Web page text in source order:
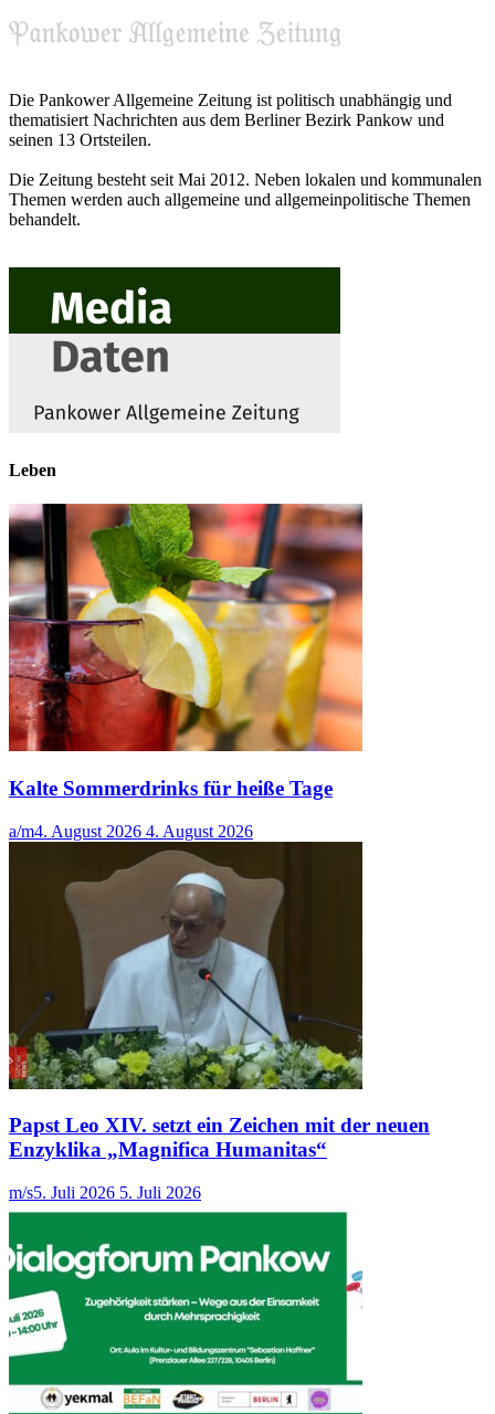
Die Pankower Allgemeine Zeitung ist politisch unabhängig und
thematisiert Nachrichten aus dem Berliner Bezirk Pankow und
seinen 13 Ortsteilen.
Die Zeitung besteht seit Mai 2012. Neben lokalen und kommunalen
Themen werden auch allgemeine und allgemeinpolitische Themen
behandelt.
Leben
Kalte Sommerdrinks für heiße Tage
a/m4. August 2026 4. August 2026
Papst Leo XIV. setzt ein Zeichen mit der neuen
Enzyklika „Magnifica Humanitas“
m/s5. Juli 2026 5. Juli 2026